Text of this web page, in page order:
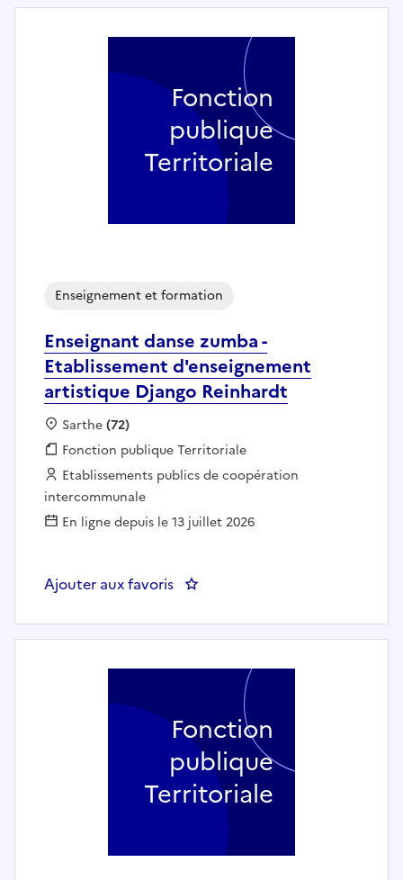
Enseignant danse zumba -
Etablissement d'enseignement
artistique Django Reinhardt
Enseignement et formation
Localisation :
Sarthe(72)
Fonction publique :
Fonction publique Territoriale
Employeur :
Etablissements publics de coopération
intercommunale
En ligne depuis le 13 juillet 2026
Ajouter aux favoris : Enseignant danse zumba -
Fonction
publique
Territoriale
Fonction
publique
Territoriale